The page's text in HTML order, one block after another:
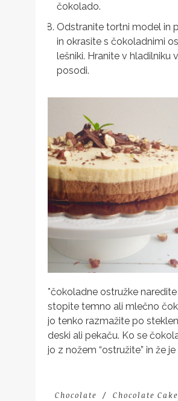
čokolado.
Odstranite tortni model in
in okrasite s čokoladnimi
lešniki. Hranite v hladilniku
posodi.
*čokoladne ostružke
stopite temno ali mlečno
jo tenko razmažite po
deski ali pekaču. Ko se
jo z nožem “ostružite” in že je
Chocolate Chocolate Cake